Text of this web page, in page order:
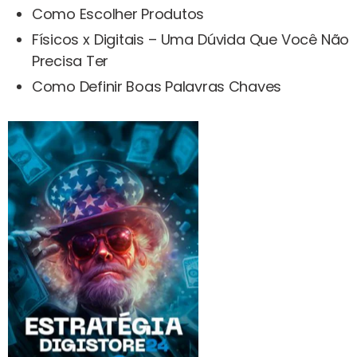
Como Escolher Produtos
Físicos x Digitais – Uma Dúvida Que Você Não
Precisa Ter
Como Definir Boas Palavras Chaves